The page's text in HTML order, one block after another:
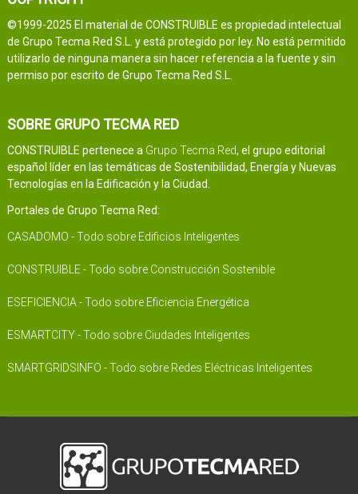
©1999-2025 El material de CONSTRUIBLE es propiedad intelectual
de Grupo Tecma Red S.L. y está protegido por ley. No está permitido
utilizarlo de ninguna manera sin hacer referencia a la fuente y sin
permiso por escrito de Grupo Tecma Red S.L.
SOBRE GRUPO TECMA RED
CONSTRUIBLE pertenece a Grupo Tecma Red, el grupo editorial
español líder en las temáticas de Sostenibilidad, Energía y Nuevas
Tecnologías en la Edificación y la Ciudad.
Portales de Grupo Tecma Red:
CASADOMO - Todo sobre Edificios Inteligentes
CONSTRUIBLE - Todo sobre Construcción Sostenible
ESEFICIENCIA - Todo sobre Eficiencia Energética
ESMARTCITY - Todo sobre Ciudades Inteligentes
SMARTGRIDSINFO - Todo sobre Redes Eléctricas Inteligentes